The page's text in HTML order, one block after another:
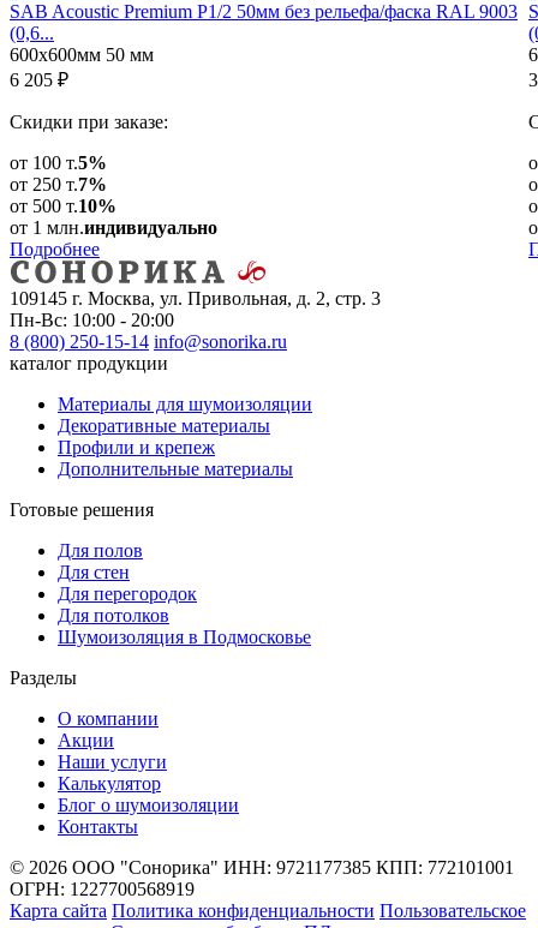
SAB Acoustic Premium P1/2 50мм без рельефа/фаска RAL 9003
(0,6...
600х600мм 50 мм
6 205 ₽
Скидки при заказе:
от 100 т.5%
от 250 т.7%
от 500 т.10%
от 1 млн.индивидуально
Подробнее
109145 г. Москва, ул. Привольная, д. 2, стр. 3
Пн-Вс: 10:00 - 20:00
8 (800) 250-15-14 info@sonorika.ru
каталог продукции
Материалы для шумоизоляции
Декоративные материалы
Профили и крепеж
Дополнительные материалы
Готовые решения
Для полов
Для стен
Для перегородок
Для потолков
Шумоизоляция в Подмосковье
Разделы
О компании
Акции
Наши услуги
Калькулятор
Блог о шумоизоляции
Контакты
© 2026 ООО "Сонорика" ИНН: 9721177385 КПП: 772101001
ОГРН: 1227700568919
Карта сайта Политика конфиденциальности Пользовательское